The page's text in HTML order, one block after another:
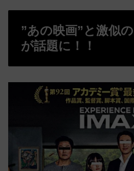
”あの映画”と激似
が話題に！！